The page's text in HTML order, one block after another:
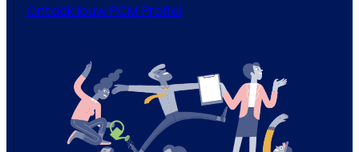
Ontdek jouw PCM Profiel